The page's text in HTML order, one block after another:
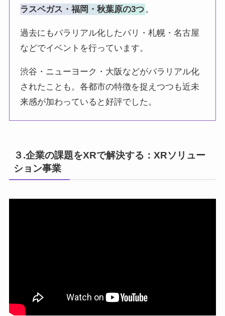
ラスベガス・福岡・秋葉原の3つ。
過去にもパラリアル化したパリ・札幌・名古屋
などでイベントを行っています。
渋谷・ニューヨーク・大阪などがパラリアル化
されたことも。各都市の特徴を捉えつつも近未
来感が加わっていると好評でした。
３.企業の課題をXRで解決する：XRソリュー
ション事業